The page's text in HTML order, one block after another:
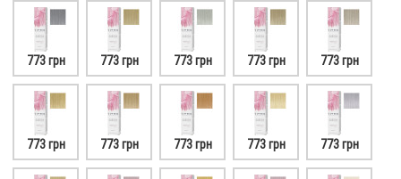
773 грн 773 грн 773 грн 773 грн 773 грн
773 грн 773 грн 773 грн 773 грн 773 грн